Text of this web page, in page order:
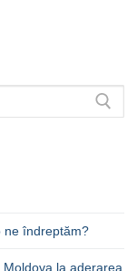
ne îndreptăm?
la aderarea